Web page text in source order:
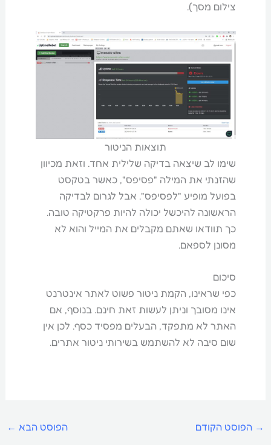
צילום מסך).
תוצאות הניטור
שימו לב שיצאה בדיקה שלילית אחד. וזאת מכיוון
שהזנתי את המילה "פסיפס", כאשר בטקסט
בפועל מופיע "לפסיפס". אבל לגרום לבדיקה
הראשונה להיכשל יכולה להיות פרקטיקה טובה.
כך תוודאו שאתם מקבלים את המייל והוא לא
מסונן לספאם.
סיכום
כפי שראינו, הקמת ניטור פשוט לאתר אינטרנט
אינו מסובך וניתן לעשות זאת חינם. בנוסף, אם
האתר לא מתפקד, הבעלים מפסיד כסף. לכן אין
שום סיבה לא להשתמש בשירותי ניטור אתרים.
→ הפוסט הקודם הפוסט הבא ←